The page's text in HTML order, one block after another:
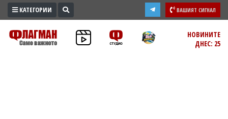
ПРОМО
ЗОНА
КАТЕГОРИИ ВАШИЯТ СИГНАЛ
НОВИНИТЕ
ДНЕС: 25